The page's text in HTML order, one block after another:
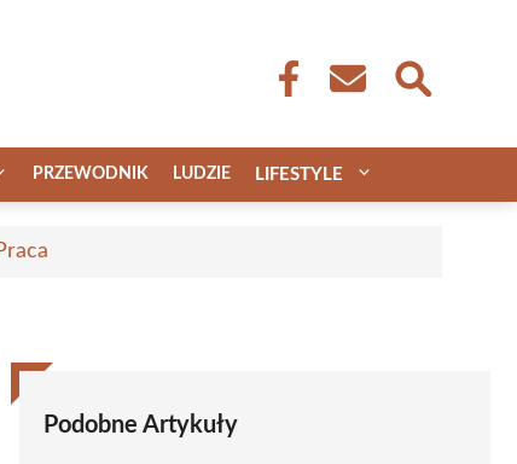
PRZEWODNIK LUDZIE LIFESTYLE
Podobne Artykuły